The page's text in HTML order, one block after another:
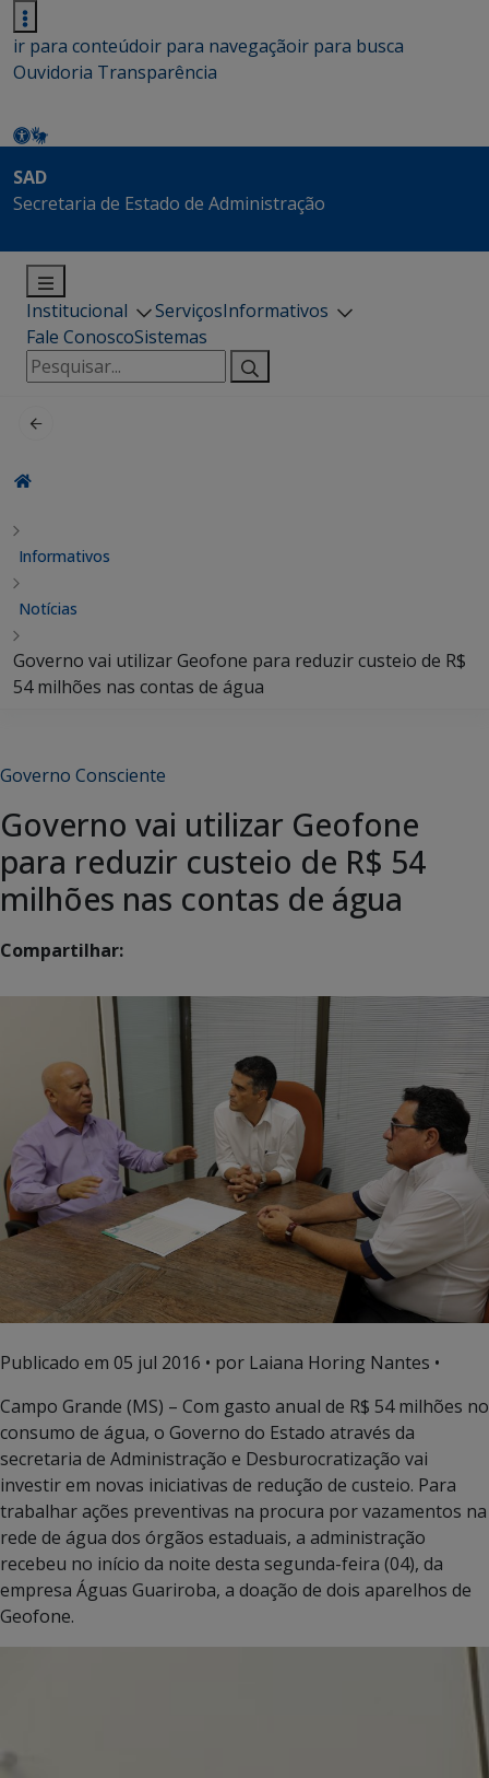
ir para conteúdoir para navegaçãoir para busca
Ouvidoria Transparência
SAD
Secretaria de Estado de Administração
Institucional ServiçosInformativos
Fale ConoscoSistemas
Pesquisar
por:
Informativos
Notícias
Governo vai utilizar Geofone para reduzir custeio de R$
54 milhões nas contas de água
Governo Consciente
Governo vai utilizar Geofone
para reduzir custeio de R$ 54
milhões nas contas de água
Compartilhar:
Publicado em 05 jul 2016 • por Laiana Horing Nantes •
Campo Grande (MS) – Com gasto anual de R$ 54 milhões no
consumo de água, o Governo do Estado através da
secretaria de Administração e Desburocratização vai
investir em novas iniciativas de redução de custeio. Para
trabalhar ações preventivas na procura por vazamentos na
rede de água dos órgãos estaduais, a administração
recebeu no início da noite desta segunda-feira (04), da
empresa Águas Guariroba, a doação de dois aparelhos de
Geofone.